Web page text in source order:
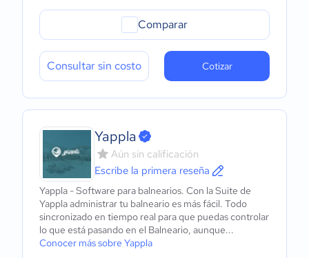
Comparar
Consultar sin costo Cotizar
Yappla
Aún sin calificación
Escribe la primera reseña
Yappla - Software para balnearios. Con la Suite de
Yappla administrar tu balneario es más fácil. Todo
sincronizado en tiempo real para que puedas controlar
lo que está pasando en el Balneario, aunque...
Conocer más sobre Yappla